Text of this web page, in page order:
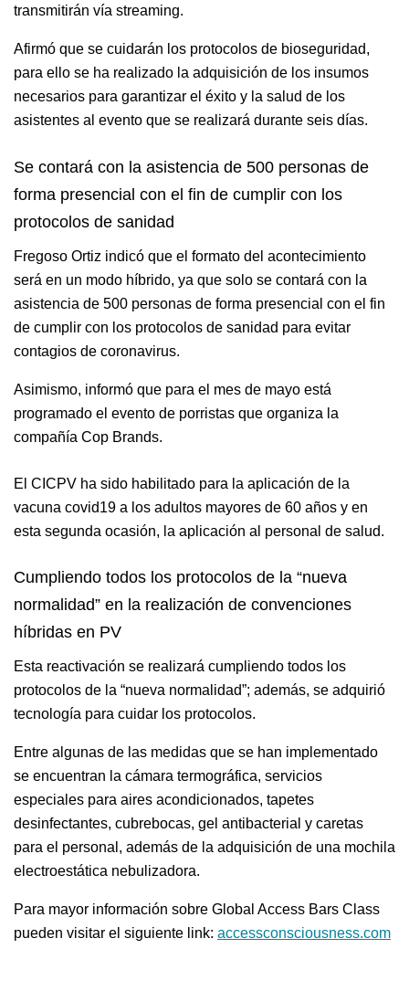
transmitirán vía streaming.
Afirmó que se cuidarán los protocolos de bioseguridad,
para ello se ha realizado la adquisición de los insumos
necesarios para garantizar el éxito y la salud de los
asistentes al evento que se realizará durante seis días.
Se contará con la asistencia de 500 personas de
forma presencial con el fin de cumplir con los
protocolos de sanidad
Fregoso Ortiz indicó que el formato del acontecimiento
será en un modo híbrido, ya que solo se contará con la
asistencia de 500 personas de forma presencial con el fin
de cumplir con los protocolos de sanidad para evitar
contagios de coronavirus.
Asimismo, informó que para el mes de mayo está
programado el evento de porristas que organiza la
compañía Cop Brands.
El CICPV ha sido habilitado para la aplicación de la
vacuna covid19 a los adultos mayores de 60 años y en
esta segunda ocasión, la aplicación al personal de salud.
Cumpliendo todos los protocolos de la “nueva
normalidad” en la realización de convenciones
híbridas en PV
Esta reactivación se realizará cumpliendo todos los
protocolos de la “nueva normalidad”; además, se adquirió
tecnología para cuidar los protocolos.
Entre algunas de las medidas que se han implementado
se encuentran la cámara termográfica, servicios
especiales para aires acondicionados, tapetes
desinfectantes, cubrebocas, gel antibacterial y caretas
para el personal, además de la adquisición de una mochila
electroestática nebulizadora.
Para mayor información sobre Global Access Bars Class
pueden visitar el siguiente link: accessconsciousness.com